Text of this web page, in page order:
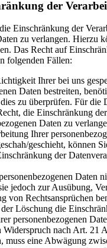
der
Einschränkung der
zu verlangen. Hierzu
Das Recht auf
folgenden Fällen:
Ihrer bei uns
Daten bestreiten,
zu überprüfen. Für die
die Einschränkung
Daten zu
Ihrer
geschieht, können
der
Daten
jedoch zur Ausübung,
von Rechtsansprüchen
der Löschung die
personenbezogenen
Widerspruch nach Art. 21
muss eine Abwägung